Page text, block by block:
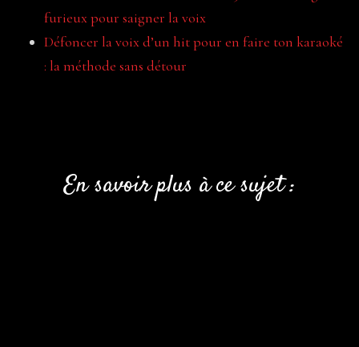
furieux pour saigner la voix
Défoncer la voix d’un hit pour en faire ton karaoké
: la méthode sans détour
En savoir plus à ce sujet :